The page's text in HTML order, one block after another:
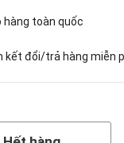
hàng toàn quốc
kết đổi/trả hàng miễn